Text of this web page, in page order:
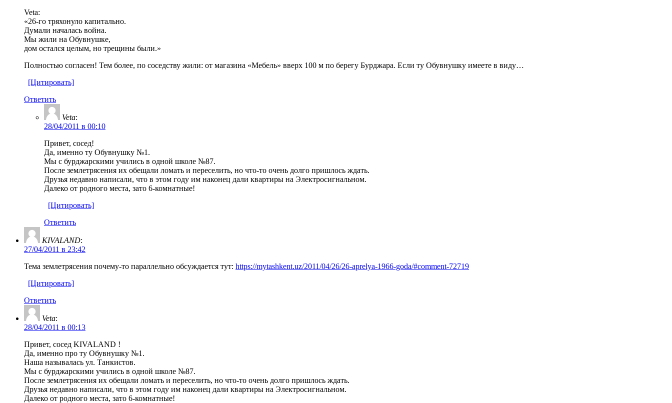
Veta:
«26-го тряхонуло капитально.
Думали началась война.
Мы жили на Обувнушке,
дом остался целым, но трещины были.»
Полностью согласен! Тем более, по соседству жили: от магазина «Мебель» вверх 100 м по берегу Бурджара. Если ту Обувнушку имеете в виду…
[Цитировать]
Ответить
Veta:
28/04/2011 в 00:10
Привет, сосед!
Да, именно ту Обувнушку №1.
Мы с бурджарскими учились в одной школе №87.
После землетрясения их обещали ломать и переселить, но что-то очень долго пришлось ждать.
Друзья недавно написали, что в этом году им наконец дали квартиры на Электросигнальном.
Далеко от родного места, зато 6-комнатные!
[Цитировать]
Ответить
KIVALAND:
27/04/2011 в 23:42
Тема землетрясения почему-то параллельно обсуждается тут: https://mytashkent.uz/2011/04/26/26-aprelya-1966-goda/#comment-72719
[Цитировать]
Ответить
Veta:
28/04/2011 в 00:13
Привет, сосед KIVALAND !
Да, именно про ту Обувнушку №1.
Наша называлась ул. Танкистов.
Мы с бурджарскими учились в одной школе №87.
После землетрясения их обещали ломать и переселить, но что-то очень долго пришлось ждать.
Друзья недавно написали, что в этом году им наконец дали квартиры на Электросигнальном.
Далеко от родного места, зато 6-комнатные!